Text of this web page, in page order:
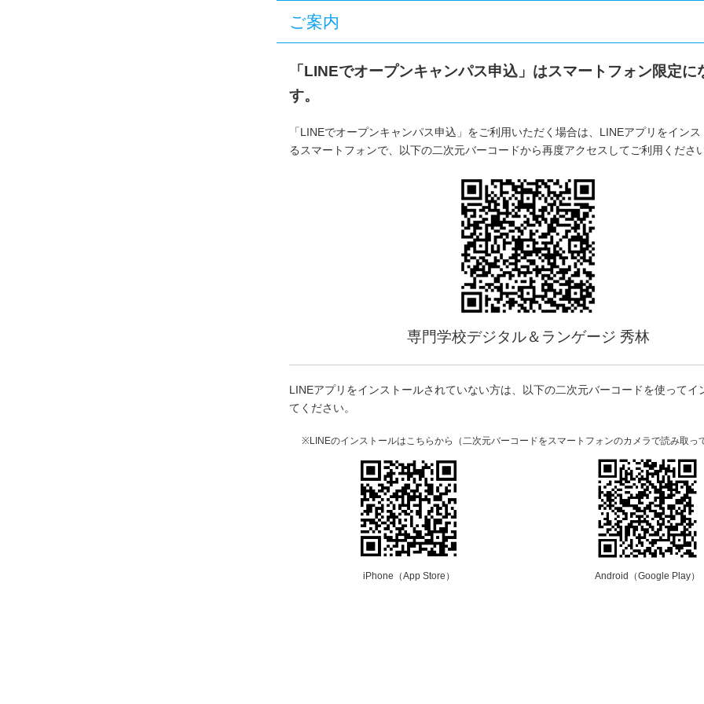
ご案内
「LINEでオープンキャンパス申込」はスマートフォン限定に
す。
「LINEでオープンキャンパス申込」をご利用いただく場合は、LINEアプリをイン
るスマートフォンで、以下の二次元バーコードから再度アクセスしてご利用ください
専門学校デジタル＆ランゲージ 秀林
LINEアプリをインストールされていない方は、以下の二次元バーコードを使ってイ
てください。
※LINEのインストールはこちらから（二次元バーコードをスマートフォンのカメラで読み取っ
iPhone（App Store） Android（Google Play）